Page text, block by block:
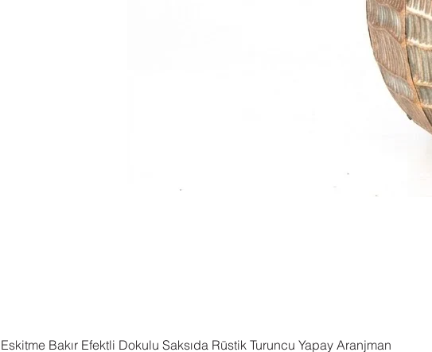
Eskitme Bakır Efektli Dokulu Saksıda Rüstik Turuncu Yapay Aranjman